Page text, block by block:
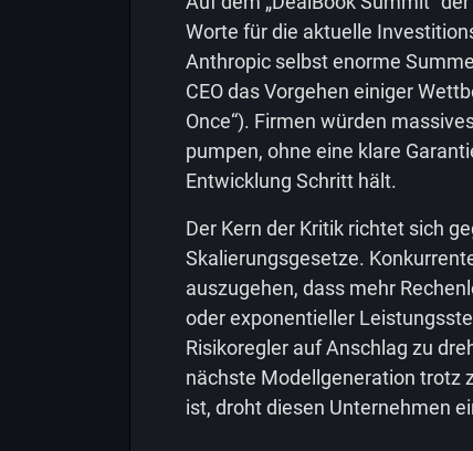
Worte für die aktuelle
Anthropic selbst enorme
CEO das Vorgehen einiger
Once“). Firmen würden
pumpen, ohne eine klare
Entwicklung Schritt hält.
Der Kern der Kritik richtet sich
Skalierungsgesetze.
auszugehen, dass mehr
oder exponentieller
Risikoregler auf Anschlag zu
nächste Modellgeneration trotz
ist, droht diesen Unternehmen